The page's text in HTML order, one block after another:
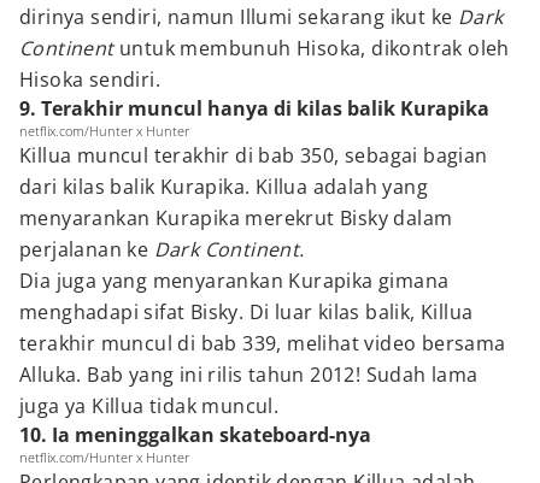
dirinya sendiri, namun Illumi sekarang ikut ke Dark
Continentuntuk membunuh Hisoka, dikontrak oleh
Hisoka sendiri.
9. Terakhir muncul hanya di kilas balik Kurapika
netflix.com/Hunter x Hunter
Killua muncul terakhir di bab 350, sebagai bagian
dari kilas balik Kurapika. Killua adalah yang
menyarankan Kurapika merekrut Bisky dalam
perjalanan ke Dark Continent.
Dia juga yang menyarankan Kurapika gimana
menghadapi sifat Bisky. Di luar kilas balik, Killua
terakhir muncul di bab 339, melihat video bersama
Alluka. Bab yang ini rilis tahun 2012! Sudah lama
juga ya Killua tidak muncul.
10. Ia meninggalkan skateboard-nya
netflix.com/Hunter x Hunter